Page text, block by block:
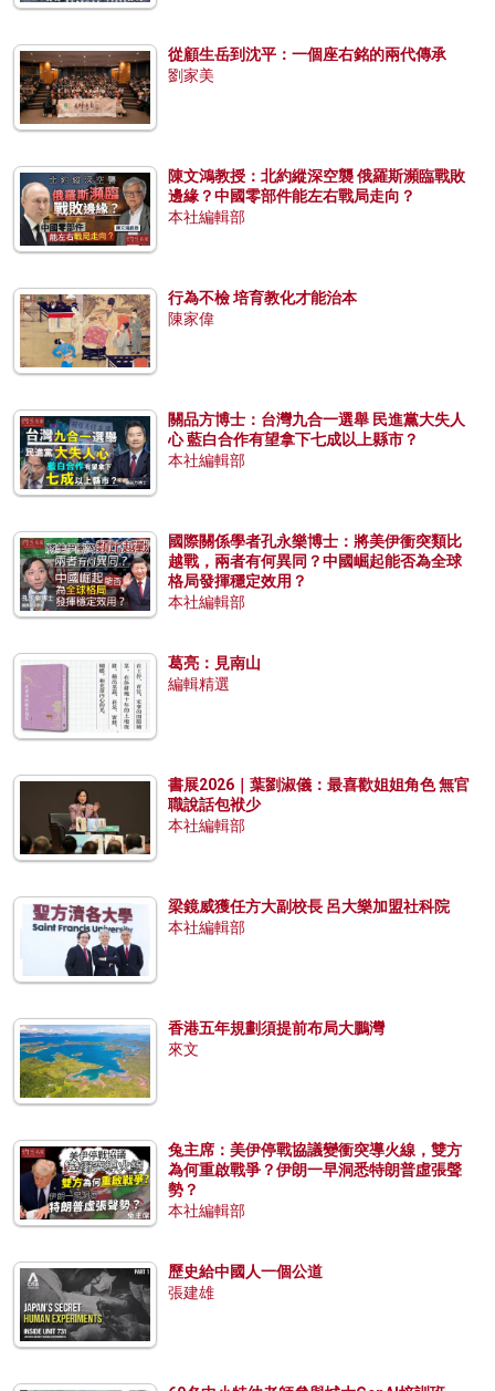
從顧生岳到沈平：一個座右銘的兩代傳承
劉家美
陳文鴻教授：北約縱深空襲 俄羅斯瀕臨戰敗
邊緣？中國零部件能左右戰局走向？
本社編輯部
行為不檢 培育教化才能治本
陳家偉
關品方博士：台灣九合一選舉 民進黨大失人
心 藍白合作有望拿下七成以上縣市？
本社編輯部
國際關係學者孔永樂博士：將美伊衝突類比
越戰，兩者有何異同？中國崛起能否為全球
格局發揮穩定效用？
本社編輯部
葛亮：見南山
編輯精選
書展2026｜葉劉淑儀：最喜歡姐姐角色 無官
職說話包袱少
本社編輯部
梁鏡威獲任方大副校長 呂大樂加盟社科院
本社編輯部
香港五年規劃須提前布局大鵬灣
來文
兔主席：美伊停戰協議變衝突導火線，雙方
為何重啟戰爭？伊朗一早洞悉特朗普虛張聲
勢？
本社編輯部
歷史給中國人一個公道
張建雄